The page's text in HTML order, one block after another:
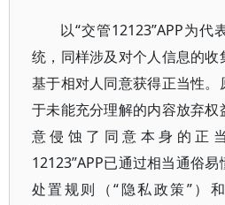
以“交管12123”APP为
统，同样涉及对个人信息的
基于相对人同意获得正当性
于未能充分理解的内容放弃
意侵蚀了同意本身的正
12123”APP已通过相当通俗
处置规则（“隐私政策”）